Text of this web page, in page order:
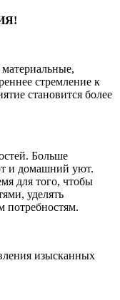
стремление к
становится более
Больше
и домашний уют.
для того, чтобы
уделять
потребностям.
изысканных